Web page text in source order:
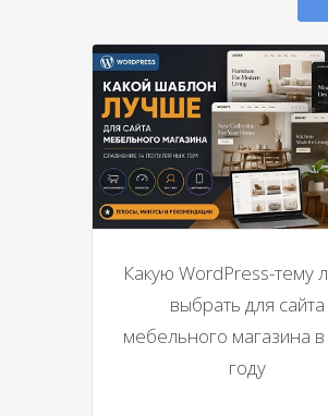
Какую WordPress-тему
выбрать для сайта
мебельного магазина
году